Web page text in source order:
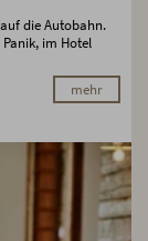
die Autobahn.
im Hotel
mehr